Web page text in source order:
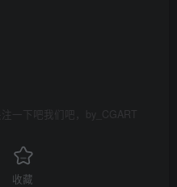
一下吧我们吧，by_CGART
收藏